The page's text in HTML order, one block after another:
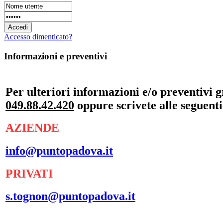
Accesso dimenticato?
Informazioni e preventivi
Per ulteriori informazioni e/o preventivi
049.88.42.420 oppure scrivete alle
AZIENDE
info@puntopadova.it
PRIVATI
s.tognon@puntopadova.it